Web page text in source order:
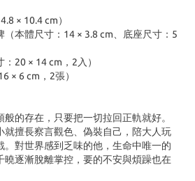
× 10.4 cm）
本體尺寸：14 × 3.8 cm、底座尺寸：5
20 × 14 cm，2入）
× 6 cm，2張）
的存在，只要把一切拉回正軌就好。
就擅長察言觀色、偽裝自己，陪大人玩
。對世界感到乏味的他，生命中唯一的
曉逐漸脫離掌控，要的不安與煩躁也在